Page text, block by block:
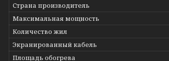
Страна производитель
Максимальная мощность
Количество жил
Экранированный кабель
Площадь обогрева